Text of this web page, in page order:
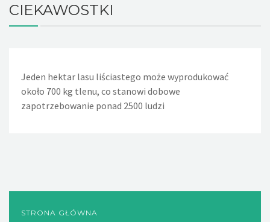
CIEKAWOSTKI
Jeden hektar lasu liściastego może wyprodukować
około 700 kg tlenu, co stanowi dobowe
zapotrzebowanie ponad 2500 ludzi
Jeden nieszczelny, lekko kapiący kran powoduje, że w
ciągu doby wycieka około 36 litrów wody. Nieszczelna
spłuczka w WC powoduje wyciek w ciągu dnia około 720
STRONA GŁÓWNA